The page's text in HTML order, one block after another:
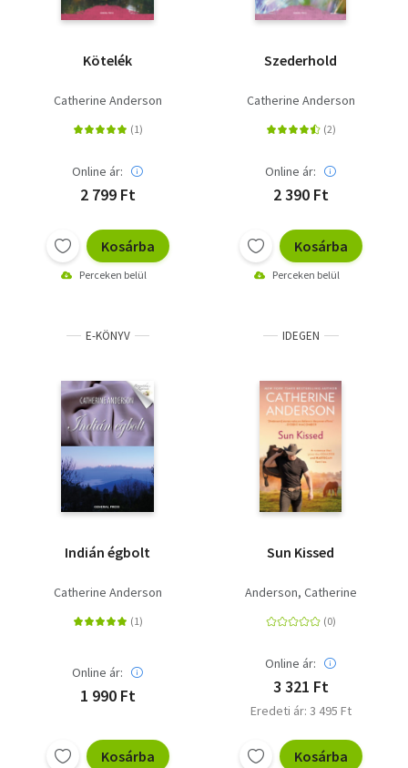
Kötelék
Catherine Anderson
Online ár:
2 799 Ft
Kosárba
Perceken belül
Szederhold
Catherine Anderson
Online ár:
2 390 Ft
Kosárba
Perceken belül
E-KÖNYV
Indián égbolt
Catherine Anderson
Online ár:
1 990 Ft
Kosárba
IDEGEN
Sun Kissed
Anderson, Catherine
Online ár:
3 321 Ft
Eredeti ár: 3 495 Ft
Kosárba